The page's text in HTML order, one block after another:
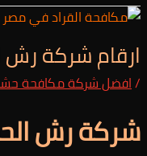
ارقام شركة رش الحشرات
/افضل شركة مكافحة
شركة رش